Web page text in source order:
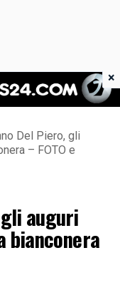
24
Del Piero, gli
– FOTO e
auguri
bianconera
×